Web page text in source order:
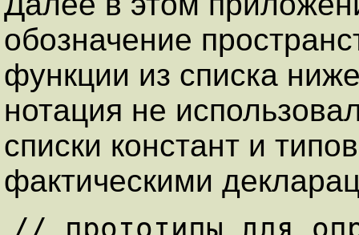
обозначение
функции из списка
нотация не
списки констант и
фактическими
// прототипы для